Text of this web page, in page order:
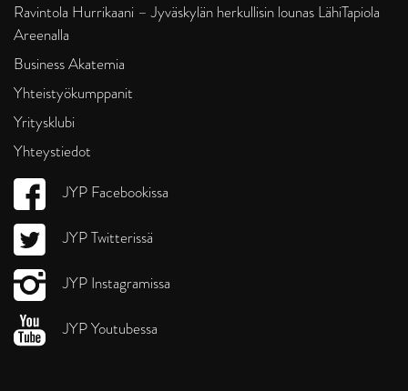
Ravintola Hurrikaani – Jyväskylän herkullisin lounas LähiTapiola
Areenalla
Business Akatemia
Yhteistyökumppanit
Yritysklubi
Yhteystiedot
JYP Facebookissa
JYP Twitterissä
JYP Instagramissa
JYP Youtubessa